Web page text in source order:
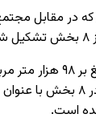
در مقابل
۸ بخش تشکیل
بر۹۸ هزار متر
۸ بخش با عنوان‌
است.